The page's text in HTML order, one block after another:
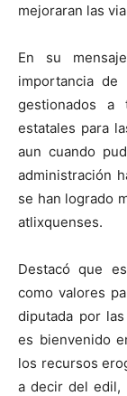
mejoraran las
En su
importancia
gestionados a
estatales para
aun cuando
administración
se han logrado
atlixquenses.
Destacó que
como valores
diputada por
es bienvenido
los recursos
a decir del edil,